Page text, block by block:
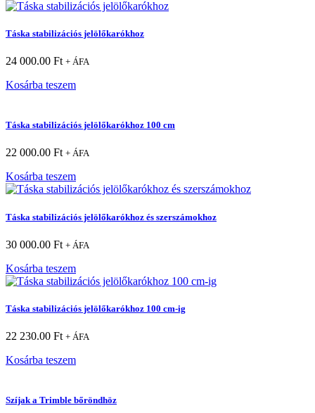
Táska stabilizációs jelölőkarókhoz
24 000.00 Ft + ÁFA
Kosárba teszem
Táska stabilizációs jelölőkarókhoz 100 cm
22 000.00 Ft + ÁFA
Kosárba teszem
Táska stabilizációs jelölőkarókhoz és szerszámokhoz
30 000.00 Ft + ÁFA
Kosárba teszem
Táska stabilizációs jelölőkarókhoz 100 cm-ig
22 230.00 Ft + ÁFA
Kosárba teszem
Szíjak a Trimble bőröndhöz